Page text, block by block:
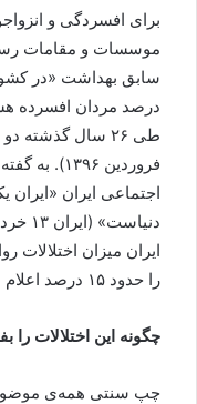
برای افسردگی و
موسسات و مقامات
درصد مردان افسرده
فروردین
را حدود ۱۵ درصد اعلام می‌کند.
چگونه این اختلالات را
چپ سنتی همه‌ی